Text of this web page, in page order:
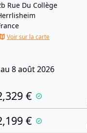
Rue Du Collège
Voir sur la carte
8 août 2026
€
€